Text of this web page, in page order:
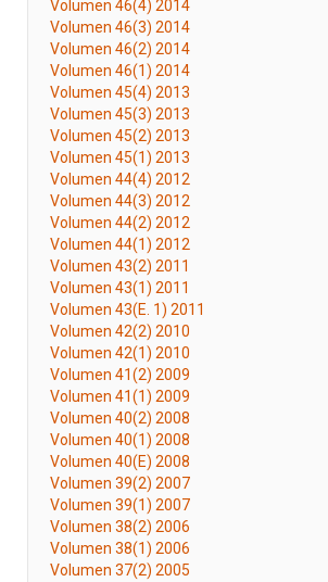
Volumen 46(4) 2014
Volumen 46(3) 2014
Volumen 46(2) 2014
Volumen 46(1) 2014
Volumen 45(4) 2013
Volumen 45(3) 2013
Volumen 45(2) 2013
Volumen 45(1) 2013
Volumen 44(4) 2012
Volumen 44(3) 2012
Volumen 44(2) 2012
Volumen 44(1) 2012
Volumen 43(2) 2011
Volumen 43(1) 2011
Volumen 43(E. 1) 2011
Volumen 42(2) 2010
Volumen 42(1) 2010
Volumen 41(2) 2009
Volumen 41(1) 2009
Volumen 40(2) 2008
Volumen 40(1) 2008
Volumen 40(E) 2008
Volumen 39(2) 2007
Volumen 39(1) 2007
Volumen 38(2) 2006
Volumen 38(1) 2006
Volumen 37(2) 2005